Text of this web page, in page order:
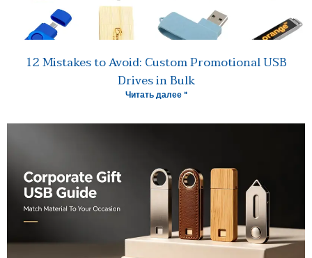
12 Mistakes to Avoid: Custom Promotional USB
Drives in Bulk
Читать далее "